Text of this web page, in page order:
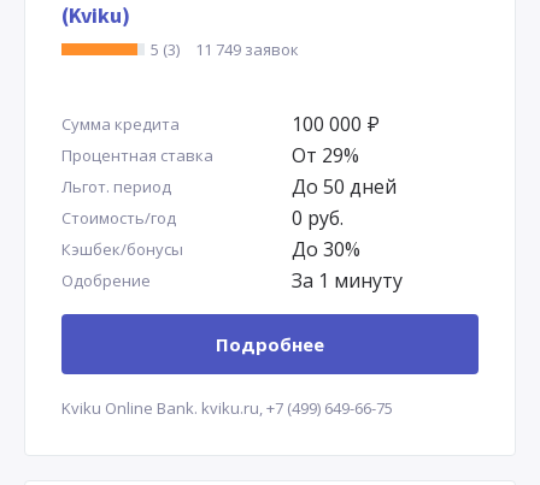
(Kviku)
5 (3) 11 749 заявок
Сумма кредита 100 000 Р
Процентная ставка От 29%
Льгот. период До 50 дней
Стоимость/год 0 руб.
Кэшбек/бонусы До 30%
Одобрение За 1 минуту
Подробнее
Kviku Online Bank. kviku.ru,+7 (499) 649-66-75